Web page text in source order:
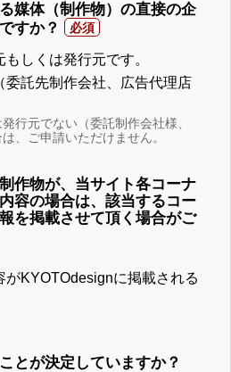
媒体（制作物）の直接の企
すか？
しくは発行元です。
委託先制作会社、広告代理店
行元でない（委託制作会社様、
、ご申請いただけません。
作物が、当サイト各コーナ
容の場合は、該当するコー
を掲載させて頂く場合がご
がKYOTOdesignに掲載される
とが決定していますか？